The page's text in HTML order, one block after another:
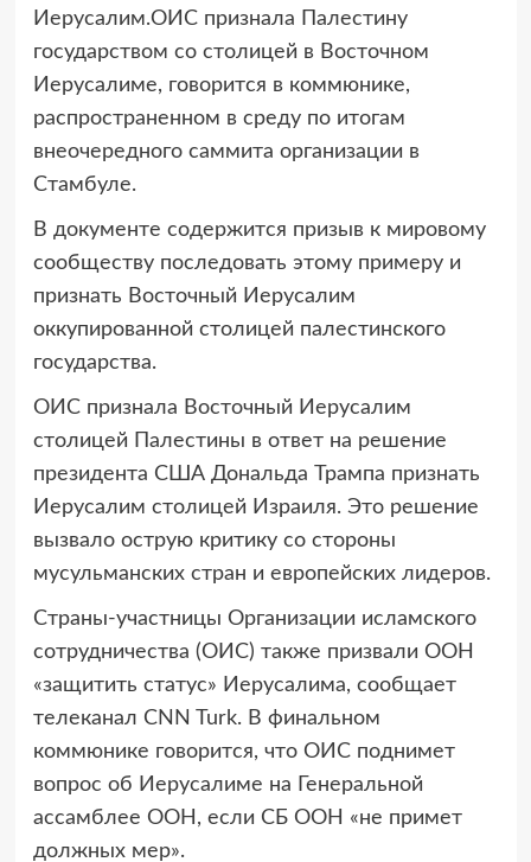
Иерусалим.ОИС признала Палестину
государством со столицей в Восточном
Иерусалиме, говорится в коммюнике,
распространенном в среду по итогам
внеочередного саммита организации в
Стамбуле.
В документе содержится призыв к мировому
сообществу последовать этому примеру и
признать Восточный Иерусалим
оккупированной столицей палестинского
государства.
ОИС признала Восточный Иерусалим
столицей Палестины в ответ на решение
президента США Дональда Трампа признать
Иерусалим столицей Израиля. Это решение
вызвало острую критику со стороны
мусульманских стран и европейских лидеров.
Страны-участницы Организации исламского
сотрудничества (ОИС) также призвали ООН
«защитить статус» Иерусалима, сообщает
телеканал CNN Turk. В финальном
коммюнике говорится, что ОИС поднимет
вопрос об Иерусалиме на Генеральной
ассамблее ООН, если СБ ООН «не примет
должных мер».